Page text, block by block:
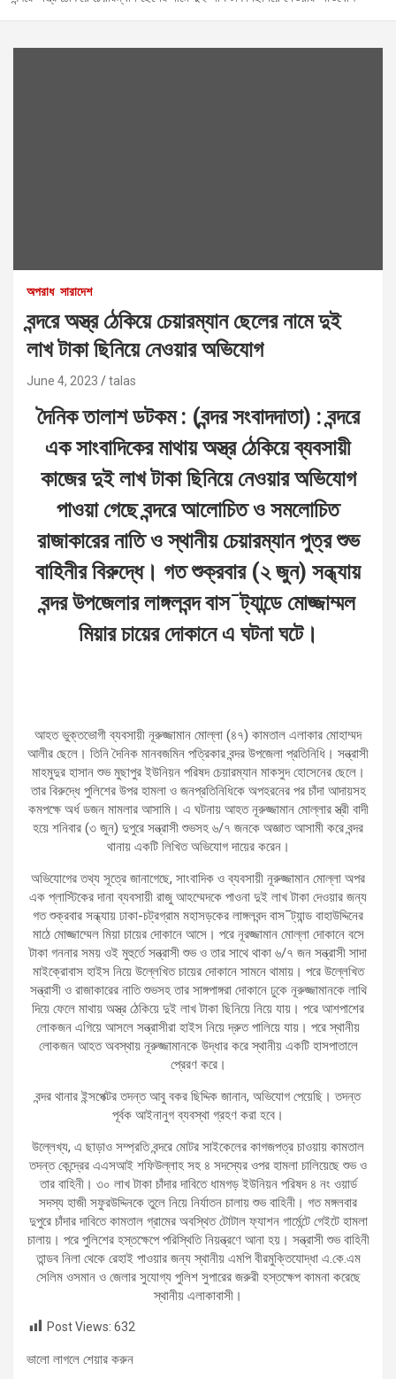
অপরাধ সারাদেশ
বন্দরে অস্ত্র ঠেকিয়ে চেয়ারম্যান ছেলের নামে দুই
লাখ টাকা ছিনিয়ে নেওয়ার অভিযোগ
June 4, 2023 talas
দৈনিকতালাশ ডটকম : (বন্দর সংবাদদাতা) : বন্দরে
এক সাংবাদিকের মাথায় অস্ত্র ঠেকিয়ে ব্যবসায়ী
কাজের দুই লাখ টাকা ছিনিয়ে নেওয়ার অভিযোগ
পাওয়া গেছে বন্দরে আলোচিত ও সমলোচিত
রাজাকারের নাতি ও স্থানীয় চেয়ারম্যান পুত্র শুভ
বাহিনীর বিরুদ্ধে। গত শুক্রবার (২ জুন) সন্ধ্যায়
বন্দর উপজেলার লাঙ্গলবন্দ বাস¯ট্যান্ডে মোজ্জাম্মল
মিয়ার চায়ের দোকানে এ ঘটনা ঘটে।
আহত ভুক্তভোগী ব্যবসায়ী নূরুজ্জামান মোল্লা (৪৭) কামতাল এলাকার মোহাম্মদ
আলীর ছেলে। তিনি দৈনিক মানবজমিন পত্রিকার বন্দর উপজেলা প্রতিনিধি। সন্ত্রাসী
মাহমুদুর হাসান শুভ মুছাপুর ইউনিয়ন পরিষদ চেয়ারম্যান মাকসুদ হোসেনের ছেলে।
তার বিরুদ্ধে পুলিশের উপর হামলা ও জনপ্রতিনিধিকে অপহরনের পর চাঁদা আদায়সহ
কমপক্ষে অর্ধ ডজন মামলার আসামি। এ ঘটনায় আহত নূরুজ্জামান মোল্লার স্ত্রী বাদী
হয়ে শনিবার (৩ জুন) দুপুরে সন্ত্রাসী শুভসহ ৬/৭ জনকে অজ্ঞাত আসামী করে বন্দর
থানায় একটি লিখিত অভিযোগ দায়ের করেন।
অভিযোগের তথ্য সূত্রে জানাগেছে, সাংবাদিক ও ব্যবসায়ী নূরুজ্জামান মোল্লা অপর
এক প্লাস্টিকের দানা ব্যবসায়ী রাজু আহম্মেদকে পাওনা দুই লাখ টাকা দেওয়ার জন্য
গত শুক্রবার সন্ধ্যায় ঢাকা-চট্রগ্রাম মহাসড়কের লাঙ্গলবন্দ বাস¯ট্যান্ড বাহাউদ্দিনের
মাঠে মোজ্জাম্মেল মিয়া চায়ের দোকানে আসে। পরে নূরজ্জামান মোল্লা দোকানে বসে
টাকা গননার সময় ওই মুহুর্তে সন্ত্রাসী শুভ ও তার সাথে থাকা ৬/৭ জন সন্ত্রাসী সাদা
মাইক্রোবাস হাইস নিয়ে উল্লেখিত চায়ের দোকানে সামনে থামায়। পরে উল্লেখিত
সন্ত্রাসী ও রাজাকারের নাতি শুভসহ তার সাঙ্গপাঙ্গরা দোকানে ঢুকে নূরুজ্জামানকে লাথি
দিয়ে ফেলে মাথায় অস্ত্র ঠেকিয়ে দুই লাখ টাকা ছিনিয়ে নিয়ে যায়। পরে আশপাশের
লোকজন এগিয়ে আসলে সন্ত্রাসীরা হাইস নিয়ে দ্রুত পালিয়ে যায়। পরে স্থানীয়
লোকজন আহত অবস্থায় নূরুজ্জামানকে উদ্ধার করে স্থানীয় একটি হাসপাতালে
প্রেরণ করে।
বন্দর থানার ইন্সপেক্টর তদন্ত আবু বকর ছিদ্দিক জানান, অভিযোগ পেয়েছি। তদন্ত
পূর্বক আইনানুগ ব্যবস্থা গ্রহণ করা হবে।
উল্লেখ্য, এ ছাড়াও সম্প্রতি বন্দরে মোটর সাইকেলের কাগজপত্র চাওয়ায় কামতাল
তদন্ত কেন্দ্রের এএসআই শফিউল্লাহ সহ ৪ সদস্যের ওপর হামলা চালিয়েছে শুভ ও
তার বাহিনী। ৩০ লাখ টাকা চাঁদার দাবিতে ধামগড় ইউনিয়ন পরিষদ ৪ নং ওয়ার্ড
সদস্য হাজী সফুরউদ্দিনকে তুলে নিয়ে নির্যাতন চালায় শুভ বাহিনী। গত মঙ্গলবার
দুপুরে চাঁদার দাবিতে কামতাল গ্রামের অবস্থিত টোটাল ফ্যাশন গার্মেন্টে গেইটে হামলা
চালায়। পরে পুলিশের হস্তক্ষেপে পরিস্থিতি নিয়ন্ত্রণে আনা হয়। সন্ত্রাসী শুভ বাহিনী
তান্ডব নিলা থেকে রেহাই পাওয়ার জন্য স্থানীয় এমপি বীরমুক্তিযোদ্ধা এ.কে.এম
সেলিম ওসমান ও জেলার সুযোগ্য পুলিশ সুপারের জরুরী হস্তক্ষেপ কামনা করেছে
স্থানীয় এলাকাবাসী।
Post Views: 632
ভালো লাগলে শেয়ার করুন